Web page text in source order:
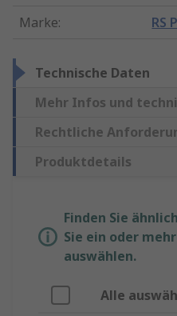
Marke: RS
Technische Daten
Mehr Infos und
Rechtliche
Produktdetails
Finden Sie
Sie ein oder
auswählen.
Alle